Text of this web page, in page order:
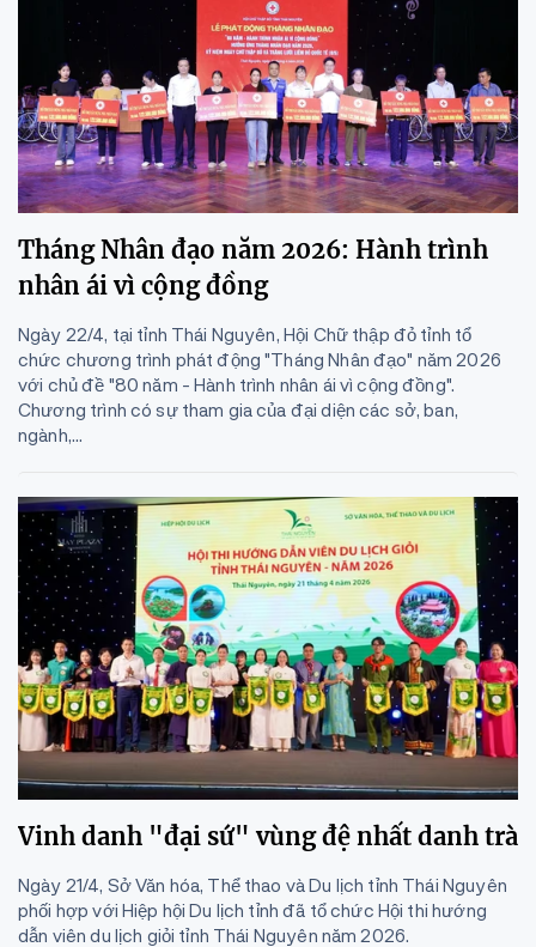
Tháng Nhân đạo năm 2026: Hành trình
nhân ái vì cộng đồng
Ngày 22/4, tại tỉnh Thái Nguyên, Hội Chữ thập đỏ tỉnh tổ
chức chương trình phát động "Tháng Nhân đạo" năm 2026
với chủ đề "80 năm - Hành trình nhân ái vì cộng đồng".
Chương trình có sự tham gia của đại diện các sở, ban,
ngành,...
Vinh danh "đại sứ" vùng đệ nhất danh trà
Ngày 21/4, Sở Văn hóa, Thể thao và Du lịch tỉnh Thái Nguyên
phối hợp với Hiệp hội Du lịch tỉnh đã tổ chức Hội thi hướng
dẫn viên du lịch giỏi tỉnh Thái Nguyên năm 2026.